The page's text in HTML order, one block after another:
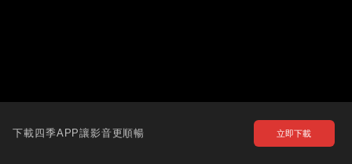
下載四季APP讓影音更順暢 立即下載